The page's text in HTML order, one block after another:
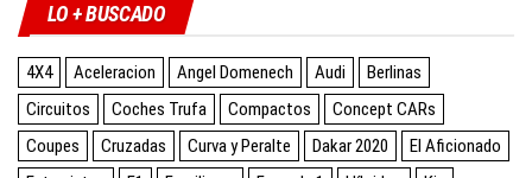
LO + BUSCADO
4X4 Aceleracion Angel Domenech Audi
Berlinas
Circuitos
Coches Trufa Compactos
Concept CARs
Coupes
Cruzadas Curva y Peralte Dakar 2020
El Aficionado